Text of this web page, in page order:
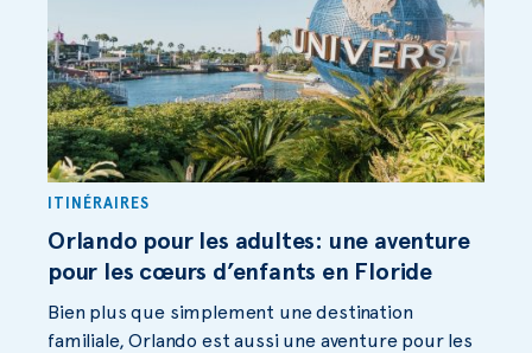
ITINÉRAIRES
Orlando pour les adultes: une aventure
pour les cœurs d’enfants en Floride
Bien plus que simplement une destination
familiale, Orlando est aussi une aventure pour les